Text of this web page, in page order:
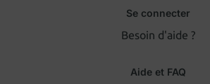
Se connecter
Besoin d'aide ?
Aide et FAQ